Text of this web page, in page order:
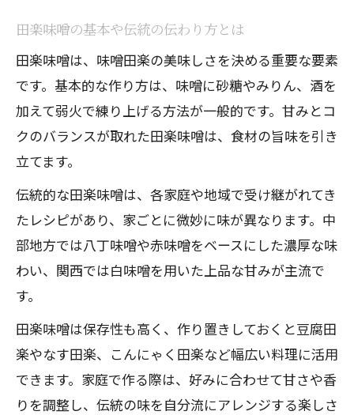
田楽の作り方と味噌おでんの手順の違い
田楽味噌の基本や伝統の伝わり方とは
田楽味噌は、味噌田楽の美味しさを決める重要な要素
です。基本的な作り方は、味噌に砂糖やみりん、酒を
加えて弱火で練り上げる方法が一般的です。甘みとコ
クのバランスが取れた田楽味噌は、食材の旨味を引き
立てます。
伝統的な田楽味噌は、各家庭や地域で受け継がれてき
たレシピがあり、家ごとに微妙に味が異なります。中
部地方では八丁味噌や赤味噌をベースにした濃厚な味
わい、関西では白味噌を用いた上品な甘みが主流で
す。
田楽味噌は保存性も高く、作り置きしておくと豆腐田
楽やなす田楽、こんにゃく田楽など幅広い料理に活用
できます。家庭で作る際は、好みに合わせて甘さや香
りを調整し、伝統の味を自分流にアレンジする楽しさ